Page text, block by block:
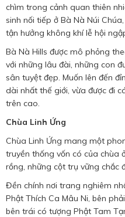
chìm trong cảnh quan thiên
sinh nối tiếp ở Bà Nà Núi
tận hưởng không khí lễ hội
Bà Nà Hills được mô phỏng
với những lâu đài, những con
sân tuyệt đẹp. Muốn lên đến
dài nhất thế giới, vừa được đi
trên cao.
Chùa Linh Ứng
Chùa Linh Ứng mang một
truyền thống vốn có của chùa
rồng, những cột trụ vững chắc
Đền chính nơi trang nghiêm
Phật Thích Ca Mâu Ni, bên
bên trái có tượng Phật Tam